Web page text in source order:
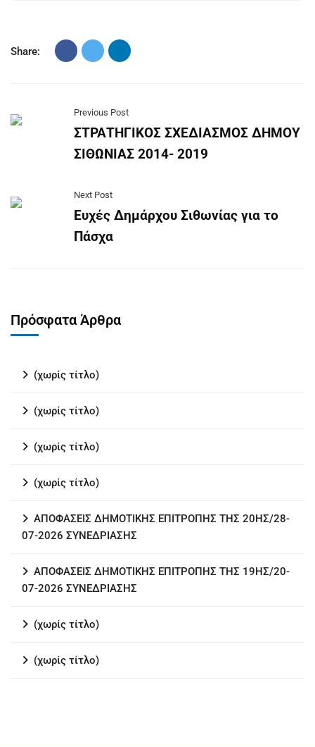
Share:
Previous Post
ΣΤΡΑΤΗΓΙΚΟΣ ΣΧΕΔΙΑΣΜΟΣ ΔΗΜΟΥ
ΣΙΘΩΝΙΑΣ 2014- 2019
Next Post
Ευχές Δημάρχου Σιθωνίας για το
Πάσχα
Πρόσφατα Άρθρα
(χωρίς τίτλο)
(χωρίς τίτλο)
(χωρίς τίτλο)
(χωρίς τίτλο)
ΑΠΟΦΑΣΕΙΣ ΔΗΜΟΤΙΚΗΣ ΕΠΙΤΡΟΠΗΣ ΤΗΣ 20ΗΣ/28-
07-2026 ΣΥΝΕΔΡΙΑΣΗΣ
ΑΠΟΦΑΣΕΙΣ ΔΗΜΟΤΙΚΗΣ ΕΠΙΤΡΟΠΗΣ ΤΗΣ 19ΗΣ/20-
07-2026 ΣΥΝΕΔΡΙΑΣΗΣ
(χωρίς τίτλο)
(χωρίς τίτλο)